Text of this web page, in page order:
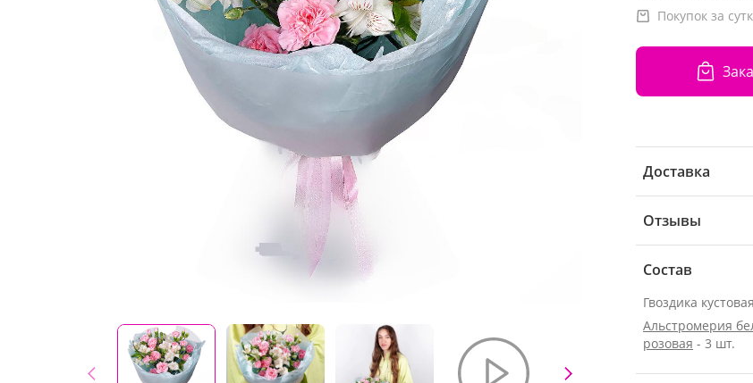
Покупок за
Доставка
Отзывы
Состав
Гвоздика
Альстромерия
розовая - 3 шт.